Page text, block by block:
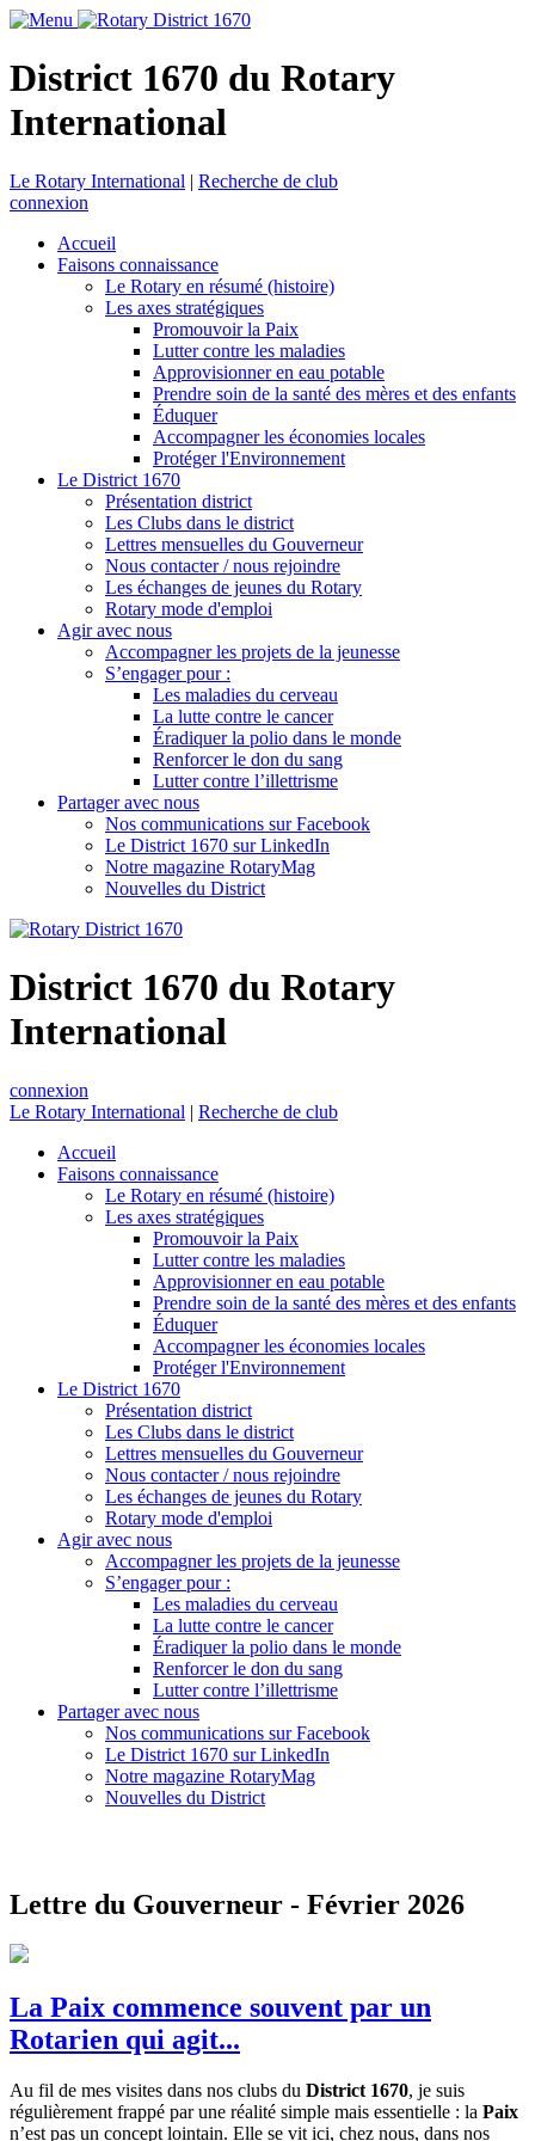
District 1670 du Rotary
International
Le Rotary International | Recherche de club
connexion
Accueil
Faisons connaissance
Le Rotary en résumé (histoire)
Les axes stratégiques
Promouvoir la Paix
Lutter contre les maladies
Approvisionner en eau potable
Prendre soin de la santé des mères et des enfants
Éduquer
Accompagner les économies locales
Protéger l'Environnement
Le District 1670
Présentation district
Les Clubs dans le district
Lettres mensuelles du Gouverneur
Nous contacter / nous rejoindre
Les échanges de jeunes du Rotary
Rotary mode d'emploi
Agir avec nous
Accompagner les projets de la jeunesse
S’engager pour :
Les maladies du cerveau
La lutte contre le cancer
Éradiquer la polio dans le monde
Renforcer le don du sang
Lutter contre l’illettrisme
Partager avec nous
Nos communications sur Facebook
Le District 1670 sur LinkedIn
Notre magazine RotaryMag
Nouvelles du District
District 1670 du Rotary
International
connexion
Le Rotary International | Recherche de club
Accueil
Faisons connaissance
Le Rotary en résumé (histoire)
Les axes stratégiques
Promouvoir la Paix
Lutter contre les maladies
Approvisionner en eau potable
Prendre soin de la santé des mères et des enfants
Éduquer
Accompagner les économies locales
Protéger l'Environnement
Le District 1670
Présentation district
Les Clubs dans le district
Lettres mensuelles du Gouverneur
Nous contacter / nous rejoindre
Les échanges de jeunes du Rotary
Rotary mode d'emploi
Agir avec nous
Accompagner les projets de la jeunesse
S’engager pour :
Les maladies du cerveau
La lutte contre le cancer
Éradiquer la polio dans le monde
Renforcer le don du sang
Lutter contre l’illettrisme
Partager avec nous
Nos communications sur Facebook
Le District 1670 sur LinkedIn
Notre magazine RotaryMag
Nouvelles du District
Lettre du Gouverneur - Février 2026
La Paix commence souvent par un
Rotarien qui agit...
Au fil de mes visites dans nos clubs du District 1670, je suis
régulièrement frappé par une réalité simple mais essentielle : la Paix
n’est pas un concept lointain. Elle se vit ici, chez nous, dans nos